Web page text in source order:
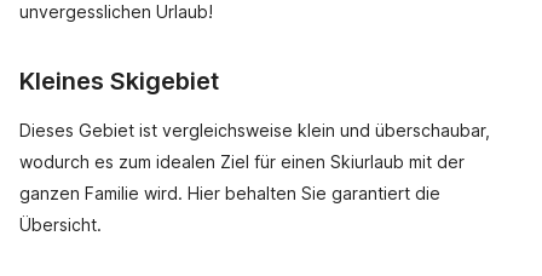
unvergesslichen Urlaub!
Kleines Skigebiet
Dieses Gebiet ist vergleichsweise klein und überschaubar,
wodurch es zum idealen Ziel für einen Skiurlaub mit der
ganzen Familie wird. Hier behalten Sie garantiert die
Übersicht.